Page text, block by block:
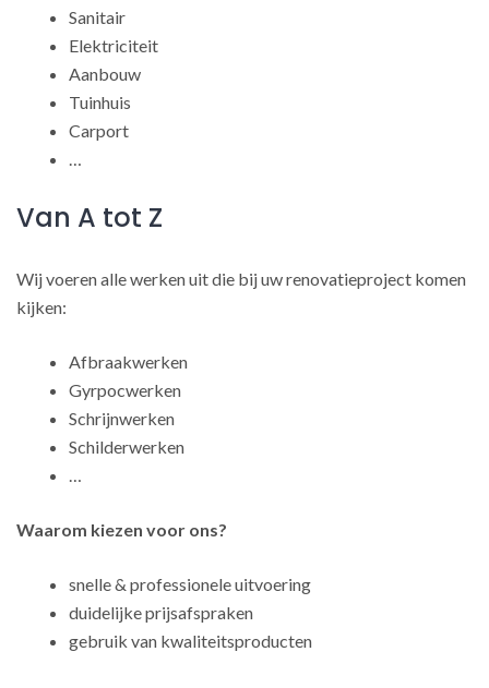
Sanitair
Elektriciteit
Aanbouw
Tuinhuis
Carport
…
Van A tot Z
Wij voeren alle werken uit die bij uw renovatieproject komen
kijken:
Afbraakwerken
Gyrpocwerken
Schrijnwerken
Schilderwerken
…
Waarom kiezen voor ons?
snelle & professionele uitvoering
duidelijke prijsafspraken
gebruik van kwaliteitsproducten